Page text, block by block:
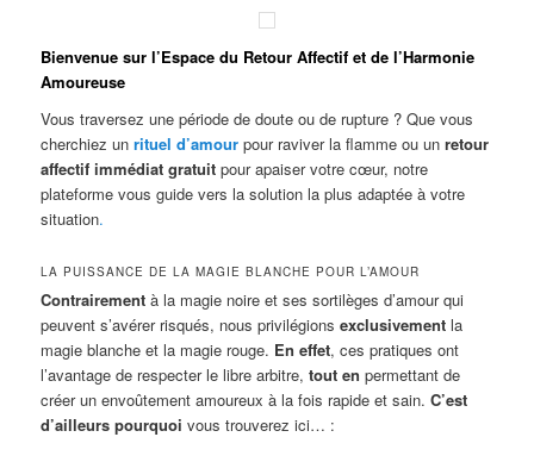
Bienvenue sur l’Espace du Retour Affectif et de l’Harmonie
Amoureuse
Vous traversez une période de doute ou de rupture ? Que vous
cherchiez unrituel d’amour pour raviver la flamme ou unretour
affectif immédiat gratuit pour apaiser votre cœur, notre
plateforme vous guide vers la solution la plus adaptée à votre
situation.
LA PUISSANCE DE LA MAGIE BLANCHE POUR L’AMOUR
Contrairement à la magie noire et ses sortilèges d’amour qui
peuvent s’avérer risqués, nous privilégionsexclusivement la
magie blanche et la magie rouge. En effet, ces pratiques ont
l’avantage de respecter le libre arbitre,tout en permettant de
créer un envoûtement amoureux à la fois rapide et sain.C’est
d’ailleurs pourquoi vous trouverez ici… :